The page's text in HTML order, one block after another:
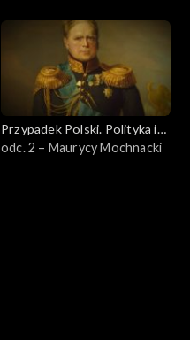
Przypadek Polski. Polityka i
idee
odc. 2 – Maurycy Mochnacki